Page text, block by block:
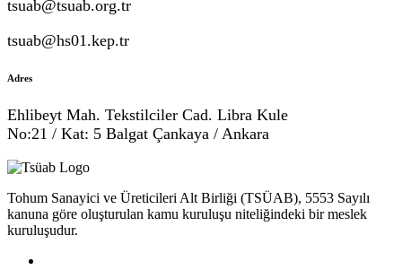
tsuab@tsuab.org.tr
tsuab@hs01.kep.tr
Adres
Ehlibeyt Mah. Tekstilciler Cad. Libra Kule
No:21 / Kat: 5 Balgat Çankaya / Ankara
Tohum Sanayici ve Üreticileri Alt Birliği (TSÜAB), 5553 Sayılı
kanuna göre oluşturulan kamu kuruluşu niteliğindeki bir meslek
kuruluşudur.